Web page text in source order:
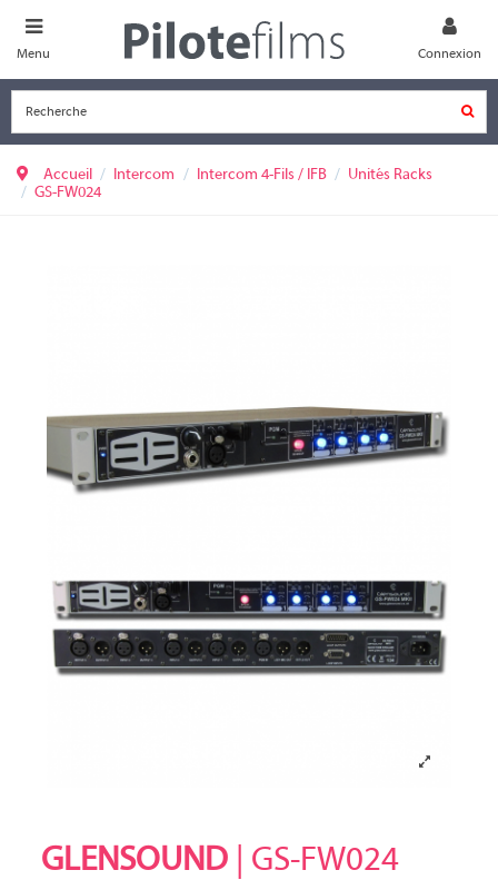
Menu Connexion
Accueil Intercom Intercom 4-Fils / IFB
Unités Racks
GS-FW024
GLENSOUND | GS-FW024